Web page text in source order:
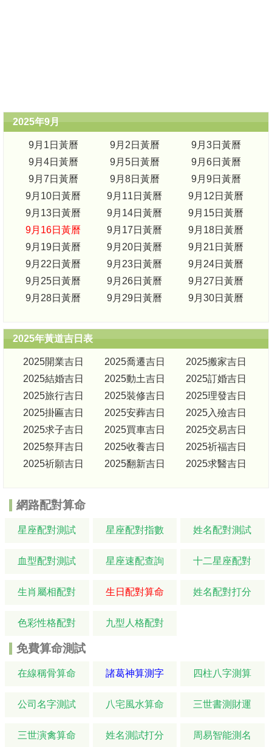
2025年9月
9月1日黃曆 9月2日黃曆
9月3日黃曆
9月4日黃曆
9月5日黃曆
9月6日黃曆
9月7日黃曆
9月8日黃曆
9月9日黃曆
9月10日黃曆
9月11日黃曆
9月12日黃曆
9月13日黃曆
9月14日黃曆
9月15日黃曆
9月16日黃曆
9月17日黃曆
9月18日黃曆
9月19日黃曆
9月20日黃曆
9月21日黃曆
9月22日黃曆
9月23日黃曆
9月24日黃曆
9月25日黃曆
9月26日黃曆
9月27日黃曆
9月28日黃曆
9月29日黃曆 9月30日黃曆
2025年黃道吉日表
2025開業吉日 2025喬遷吉日
2025搬家吉日
2025結婚吉日
2025動土吉日
2025訂婚吉日
2025旅行吉日
2025裝修吉日
2025理發吉日
2025掛匾吉日
2025安葬吉日
2025入殮吉日
2025求子吉日
2025買車吉日
2025交易吉日
2025祭拜吉日
2025收養吉日
2025祈福吉日
2025祈願吉日
2025翻新吉日 2025求醫吉日
網路配對算命
星座配對測試 星座配對指數 姓名配對測試
血型配對測試 星座速配查詢 十二星座配對
生肖屬相配對 生日配對算命 姓名配對打分
色彩性格配對 九型人格配對
免費算命測試
在線稱骨算命 諸葛神算測字 四柱八字測算
公司名字測試 八宅風水算命 三世書測財運
三世演禽算命 姓名測試打分 周易智能測名